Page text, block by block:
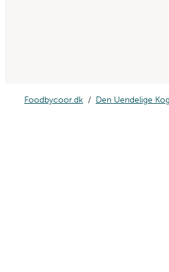
Foodbycoor.dk Den Uendelige